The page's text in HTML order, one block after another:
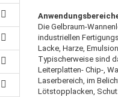
Die Gelbraum-
industriellen
Lacke, Harze,
Typischerweise sind
Leiterplatten- Chip-,
Laserbereich, im
Lötstopplacken,